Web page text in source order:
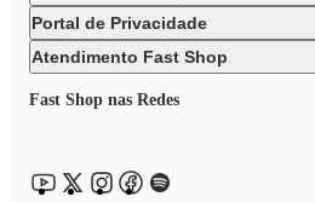
Portal de Privacidade
Atendimento Fast Shop
Fast Shop nas Redes